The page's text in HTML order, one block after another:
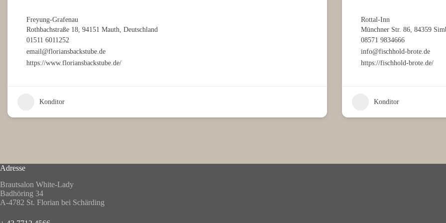
Freyung-Grafenau
Rothbachstraße 18, 94151 Mauth, Deutschland
01511 6011252
email@floriansbackstube.de
https://www.floriansbackstube.de/
Konditor
Rottal-Inn
Münchner Str. 86, 84359
08571 9834666
info@fischhold-brote.de
https://fischhold-brote.de/
Konditor
Adresse
Brautsalon White-Lady
Badhöring 34
A-4782 St. Florian bei Schärding